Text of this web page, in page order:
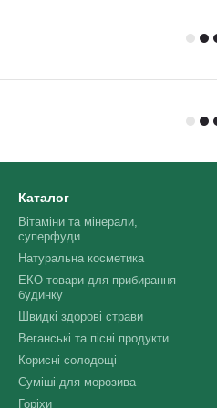
Каталог
Вітаміни та мінерали,
суперфуди
Натуральна косметика
ЕКО товари для прибирання
будинку
Швидкі здорові страви
Веганські та пісні продукти
Корисні солодощі
Суміші для морозива
Горіхи